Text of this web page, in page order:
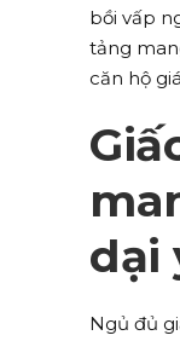
bồi vấp
tảng
căn hộ
dại
Ngủ đủ